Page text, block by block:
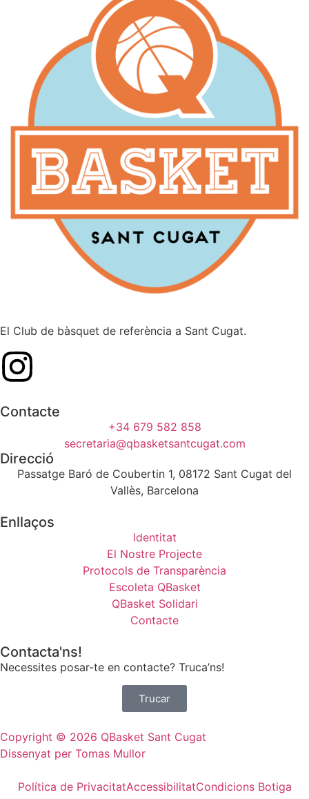
El Club de bàsquet de referència a Sant Cugat.
Contacte
+34 679 582 858
secretaria@qbasketsantcugat.com
Direcció
Passatge Baró de Coubertin 1, 08172 Sant Cugat del
Vallès, Barcelona
Enllaços
Identitat
El Nostre Projecte
Protocols de Transparència
Escoleta QBasket
QBasket Solidari
Contacte
Contacta'ns!
Necessites posar-te en contacte? Truca’ns!
Trucar
Copyright © 2026 QBasket Sant Cugat
Dissenyat per Tomas Mullor
Política de PrivacitatAccessibilitatCondicions Botiga